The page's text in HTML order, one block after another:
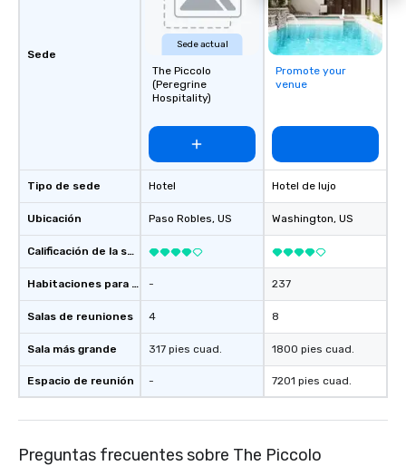
Sede
Tipo de sede
Ubicación
Calificación de la sede
Habitaciones para huéspedes
Salas de reuniones
Sala más grande
Espacio de reunión
Sede actual
The Piccolo
(Peregrine
Hospitality)
Hotel
Paso Robles, US
-
4
317 pies cuad.
-
Promote your
venue
Hotel de lujo
Washington, US
237
8
1800 pies cuad.
7201 pies cuad.
Preguntas frecuentes sobre The Piccolo